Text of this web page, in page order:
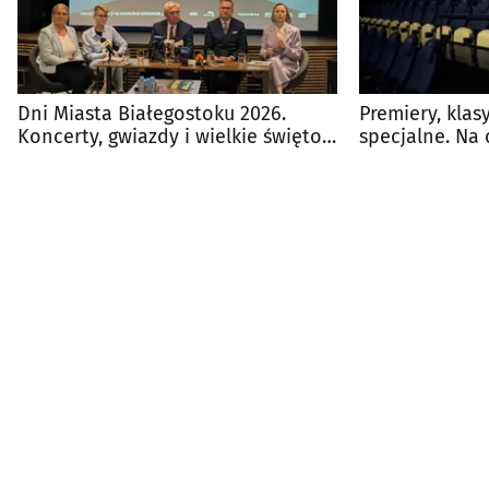
Dni Miasta Białegostoku 2026.
Koncerty, gwiazdy i wielkie święto
Premiery,
specjalne. Na